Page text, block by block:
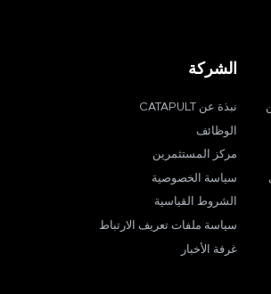
الشركة
نبذة عن CATAPULT
الوظائف
مركز المستثمرين
سياسة الخصوصية
الشروط القياسية
سياسة ملفات تعريف الارتباط
غرفة الأخبار